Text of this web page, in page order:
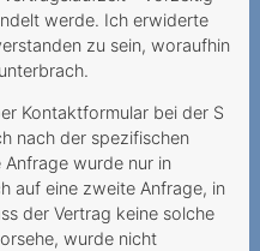
werde. Ich erwiderte
zu sein, woraufhin
Kontaktformular bei der S
nach der spezifischen
wurde nur in
auf eine zweite Anfrage, in
der Vertrag keine solche
wurde nicht
des
nach